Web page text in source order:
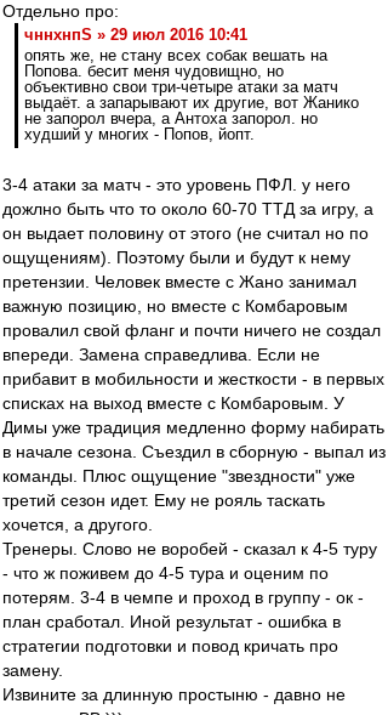
Отдельно про:
чннхнпS » 29 июл 2016 10:41
опять же, не стану всех собак вешать на
Попова. бесит меня чудовищно, но
объективно свои три-четыре атаки за матч
выдаёт. а запарывают их другие, вот Жанико
не запорол вчера, а Антоха запорол. но
худший у многих - Попов, йопт.
3-4 атаки за матч - это уровень ПФЛ. у него
дожлно быть что то около 60-70 ТТД за игру, а
он выдает половину от этого (не считал но по
ощущениям). Поэтому были и будут к нему
претензии. Человек вместе с Жано занимал
важную позицию, но вместе с Комбаровым
провалил свой фланг и почти ничего не создал
впереди. Замена справедлива. Если не
прибавит в мобильности и жесткости - в первых
списках на выход вместе с Комбаровым. У
Димы уже традиция медленно форму набирать
в начале сезона. Съездил в сборную - выпал из
команды. Плюс ощущение "звездности" уже
третий сезон идет. Ему не рояль таскать
хочется, а другого.
Тренеры. Слово не воробей - сказал к 4-5 туру
- что ж поживем до 4-5 тура и оценим по
потерям. 3-4 в чемпе и проход в группу - ок -
план сработал. Иной результат - ошибка в
стратегии подготовки и повод кричать про
замену.
Извините за длинную простыню - давно не